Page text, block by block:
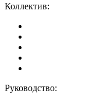
Коллектив:
Руководство: